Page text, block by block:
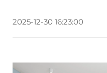
Haberler
2025-12-30 16:23:00